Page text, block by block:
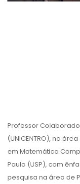
Professor
(UNICENTRO), na
em Matemática
Paulo (USP), com
pesquisa na área de